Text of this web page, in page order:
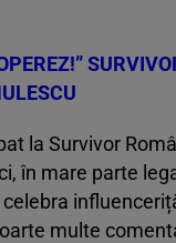
la Survivor
în mare parte
multe